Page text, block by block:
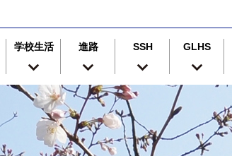
学校生活 進路 SSH GLHS